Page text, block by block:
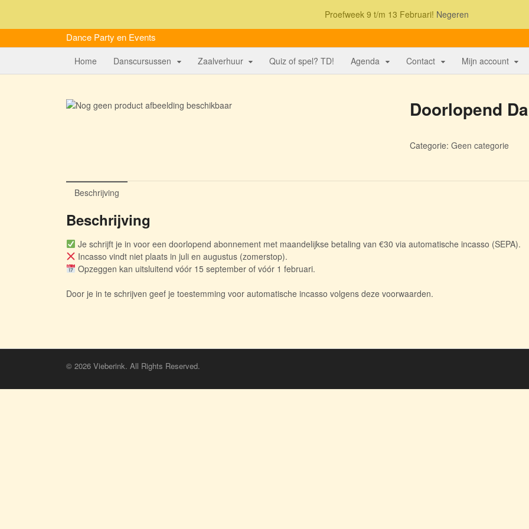
Dance Party en Events
Home Danscursussen Zaalverhuur Quiz of spel? TD! Agenda Contact Mijn account
Doorlopend
Categorie:Geen categorie
Beschrijving
Beschrijving
Je schrijft je in voor een doorlopend abonnement met maandelijkse betaling van €30 via automatische incasso (SEPA).
Incasso vindt niet plaats in juli en augustus (zomerstop).
Opzeggen kan uitsluitend vóór 15 september of vóór 1 februari.
Door je in te schrijven geef je toestemming voor automatische incasso volgens deze voorwaarden.
© 2026 Vieberink. All Rights Reserved.
Proefweek 9 t/m 13 Februari! Negeren